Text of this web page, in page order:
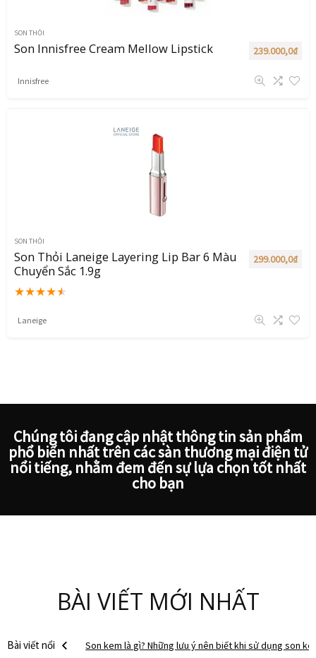
SON THỎI
Son Innisfree Cream Mellow Lipstick 239.000,0₫
Innisfree
SON THỎI
Son Thỏi Laneige Layering Lip Bar 6 Màu
Chuyển Sắc 1.9g
★★★★★
299.000,0₫
Laneige
Chúng tôi đang cập nhật thông tin sản phẩm
phổ biến nhất trên các sàn thương mại điện tử
nổi tiếng, nhằm đem đến sự lựa chọn tốt nhất
cho bạn
BÀI VIẾT MỚI NHẤT
Bài viết nổi